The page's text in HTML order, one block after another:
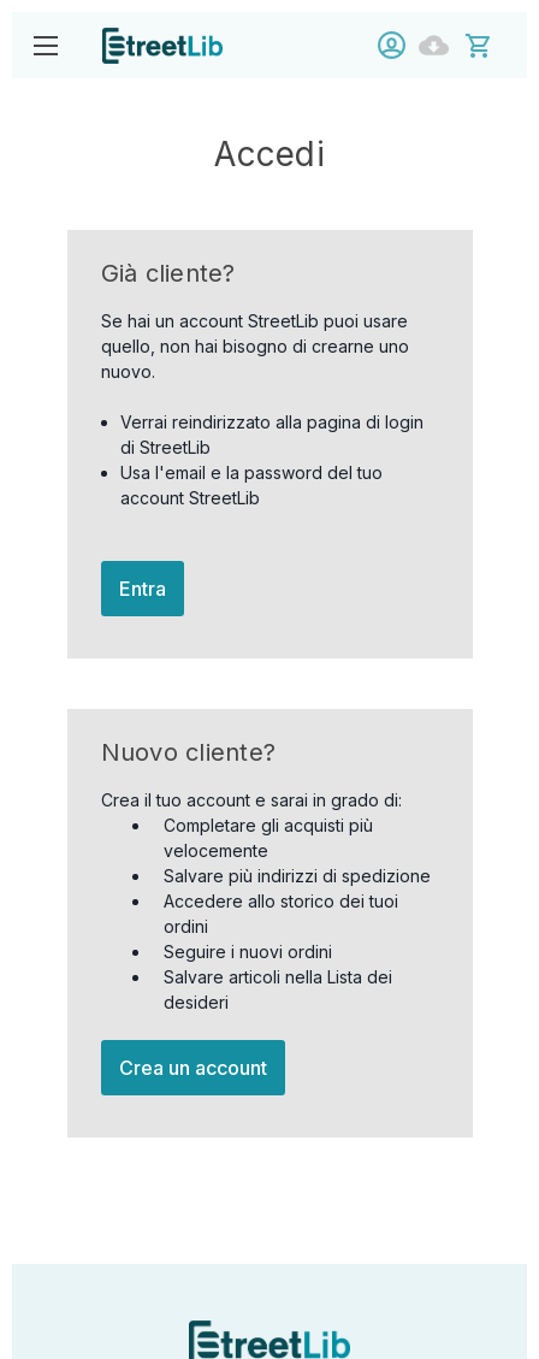
Accedi
Già cliente?
Se hai un account StreetLib puoi usare
quello, non hai bisogno di crearne uno
nuovo.
Verrai reindirizzato alla pagina di login
di StreetLib
Usa l'email e la password del tuo
account StreetLib
Entra
Nuovo cliente?
Crea il tuo account e sarai in grado di:
Completare gli acquisti più
velocemente
Salvare più indirizzi di spedizione
Accedere allo storico dei tuoi
ordini
Seguire i nuovi ordini
Salvare articoli nella Lista dei
desideri
Crea un account